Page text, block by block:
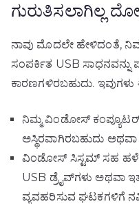
ಗುರುತಿಸಲಾಗಿಲ್ಲ
ನಾವು ಮೊದಲೇ ಹೇಳಿದಂತೆ,
ಸಂಪರ್ಕಿತ USB ಸಾಧನವನ್ನು
ಕಾರಣಗಳಿರಬಹುದು.
ನಿಮ್ಮ ವಿಂಡೋಸ್
ಅಸ್ಥಿರವಾಗಿರಬಹುದು ಅಥವಾ
ವಿಂಡೋಸ್ ಸಿಸ್ಟಮ್ ಸಹ
USB ಡ್ರೈವ್‌ಗಳು ಅಥವಾ
ವ್ಯವಹರಿಸುವ ಘಟಕಗಳಿಗೆ